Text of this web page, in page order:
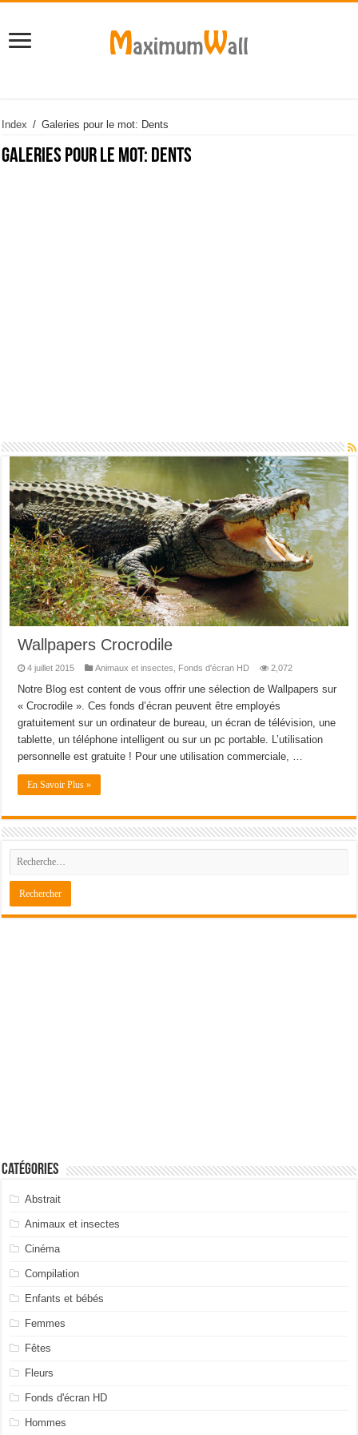
Index / Galeries pour le mot: Dents
Galeries pour le mot: Dents
Wallpapers Crocrodile
4 juillet 2015 Animaux et insectes Fonds d'écran HD 2,072
Notre Blog est content de vous offrir une sélection de Wallpapers sur
« Crocrodile ». Ces fonds d’écran peuvent être employés
gratuitement sur un ordinateur de bureau, un écran de télévision, une
tablette, un téléphone intelligent ou sur un pc portable. L’utilisation
personnelle est gratuite ! Pour une utilisation commerciale, …
En Savoir Plus »
Catégories
Abstrait
Animaux et insectes
Cinéma
Compilation
Enfants et bébés
Femmes
Fêtes
Fleurs
Fonds d'écran HD
Hommes